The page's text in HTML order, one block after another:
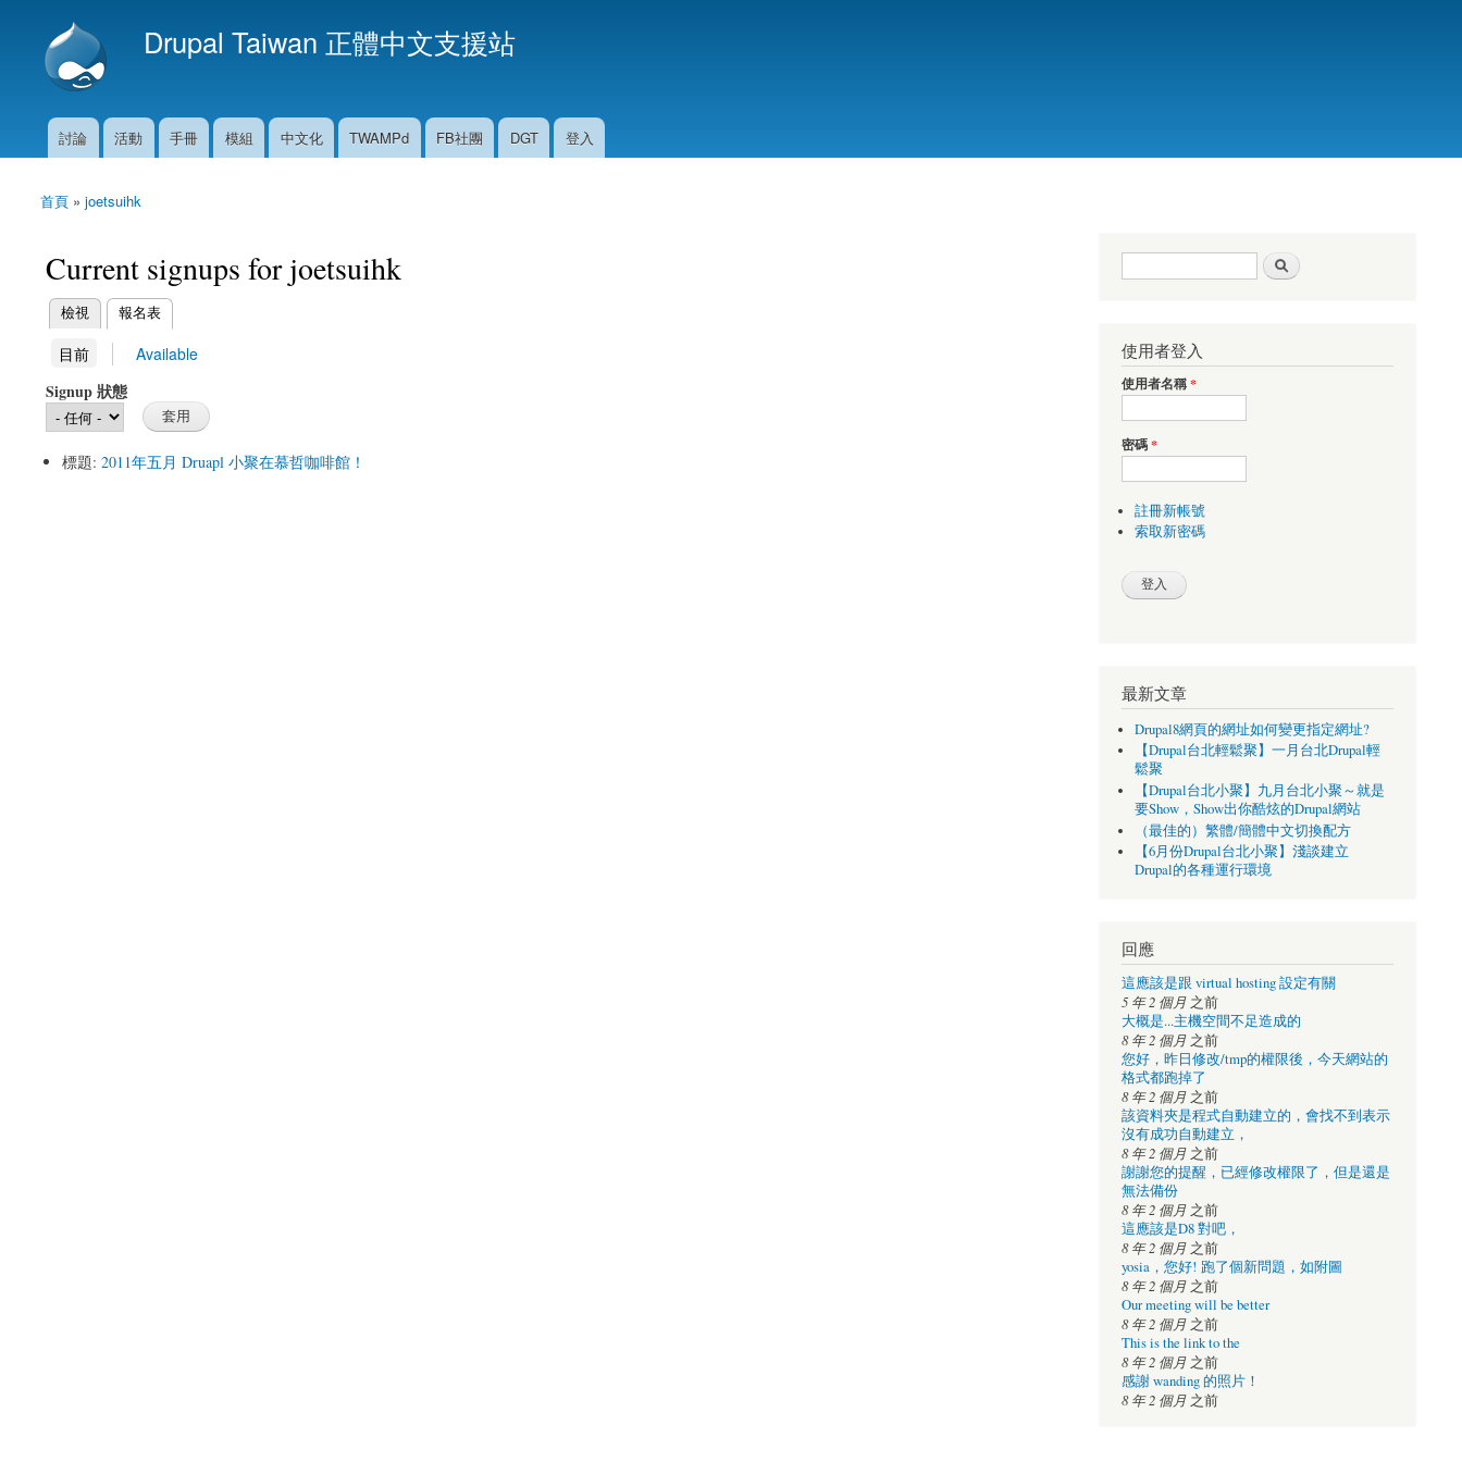
Drupal Taiwan 正體中文支援站
主選單
討論 活動 手冊 模組 中文化 TWAMPd FB社團 DGT 登入
您在這裡
首頁 » joetsuihk
Current signups for joetsuihk
主要索引標籤
檢視 報名表
(作用中頁籤)
次要索引標籤
目前
(作用中頁籤) Available
Signup 狀態
標題: 2011年五月 Druapl 小聚在慕哲咖啡館！
搜尋表單
使用者登入
使用者名稱*
密碼*
註冊新帳號
索取新密碼
最新文章
Drupal8網頁的網址如何變更指定網址?
【Drupal台北輕鬆聚】一月台北Drupal輕
鬆聚
【Drupal台北小聚】九月台北小聚～就是
要Show，Show出你酷炫的Drupal網站
（最佳的）繁體/簡體中文切換配方
【6月份Drupal台北小聚】淺談建立
Drupal的各種運行環境
回應
這應該是跟 virtual hosting 設定有關
5 年 2 個月之前
大概是...主機空間不足造成的
8 年 2 個月之前
您好，昨日修改/tmp的權限後，今天網站的
格式都跑掉了
8 年 2 個月之前
該資料夾是程式自動建立的，會找不到表示
沒有成功自動建立，
8 年 2 個月之前
謝謝您的提醒，已經修改權限了，但是還是
無法備份
8 年 2 個月之前
這應該是D8 對吧，
8 年 2 個月之前
yosia，您好! 跑了個新問題，如附圖
8 年 2 個月之前
Our meeting will be better
8 年 2 個月之前
This is the link to the
8 年 2 個月之前
感謝 wanding 的照片！
8 年 2 個月之前